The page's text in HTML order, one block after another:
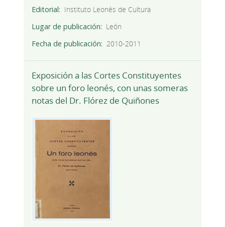
Editorial
Instituto Leonés de Cultura
Lugar de publicación
León
Fecha de publicación
2010-2011
Exposición a las Cortes Constituyentes
sobre un foro leonés, con unas someras
notas del Dr. Flórez de Quiñones